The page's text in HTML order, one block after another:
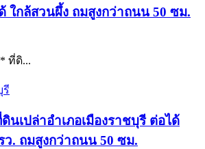
ใกล้สวนผึ้ง ถมสูงกว่าถนน 50 ซม.
ที่ดิ...
รี
เปล่าอำเภอเมืองราชบุรี ต่อได้
ว. ถมสูงกว่าถนน 50 ซม.